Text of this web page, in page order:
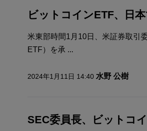
ビットコインETF、日
米東部時間1月10日、米証券取引
ETF）を承 ...
2024年1月11日 14:40 水野 公樹
SEC委員長、ビットコ